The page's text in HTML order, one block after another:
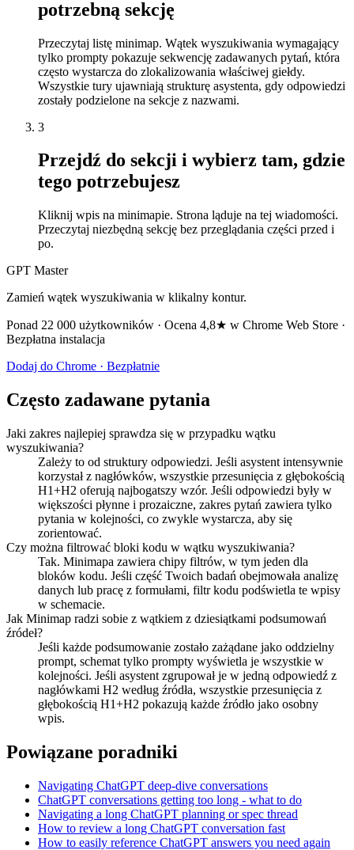
potrzebną sekcję
Przeczytaj listę minimap. Wątek wyszukiwania wymagający
tylko prompty pokazuje sekwencję zadawanych pytań, która
często wystarcza do zlokalizowania właściwej giełdy.
Wszystkie tury ujawniają strukturę asystenta, gdy odpowiedzi
zostały podzielone na sekcje z nazwami.
3
Przejdź do sekcji i wybierz tam, gdzie
tego potrzebujesz
Kliknij wpis na minimapie. Strona ląduje na tej wiadomości.
Przeczytaj niezbędną sekcję bez przeglądania części przed i
po.
GPT Master
Zamień wątek wyszukiwania w klikalny kontur.
Ponad 22 000 użytkowników · Ocena 4,8★ w Chrome Web Store ·
Bezpłatna instalacja
Dodaj do Chrome · Bezpłatnie
Często zadawane pytania
Jaki zakres najlepiej sprawdza się w przypadku wątku
wyszukiwania?
Zależy to od struktury odpowiedzi. Jeśli asystent intensywnie
korzystał z nagłówków, wszystkie przesunięcia z głębokością
H1+H2 oferują najbogatszy wzór. Jeśli odpowiedzi były w
większości płynne i prozaiczne, zakres pytań zawiera tylko
pytania w kolejności, co zwykle wystarcza, aby się
zorientować.
Czy można filtrować bloki kodu w wątku wyszukiwania?
Tak. Minimapa zawiera chipy filtrów, w tym jeden dla
bloków kodu. Jeśli część Twoich badań obejmowała analizę
danych lub pracę z formułami, filtr kodu podświetla te wpisy
w schemacie.
Jak Minimap radzi sobie z wątkiem z dziesiątkami podsumowań
źródeł?
Jeśli każde podsumowanie zostało zażądane jako oddzielny
prompt, schemat tylko prompty wyświetla je wszystkie w
kolejności. Jeśli asystent zgrupował je w jedną odpowiedź z
nagłówkami H2 według źródła, wszystkie przesunięcia z
głębokością H1+H2 pokazują każde źródło jako osobny
wpis.
Powiązane poradniki
Navigating ChatGPT deep-dive conversations
ChatGPT conversations getting too long - what to do
Navigating a long ChatGPT planning or spec thread
How to review a long ChatGPT conversation fast
How to easily reference ChatGPT answers you need again